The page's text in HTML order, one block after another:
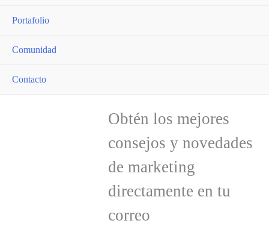
Portafolio
Comunidad
Contacto
Obtén los mejores
consejos y novedades
de marketing
directamente en tu
correo